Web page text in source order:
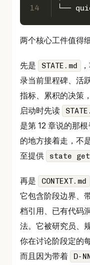
14
└──
两个核心工件值得细
先是 STATE.md
录当前里程碑、活
指标、累积的决策
启动时先读
是第 12 章说的那
的地方接着走，不
至提供
state
再是 CONTEXT.md
它包含阶段边界、
档引用、已有代码
法。它被研究员、
你在讨论阶段定的
而且因为带着
D-